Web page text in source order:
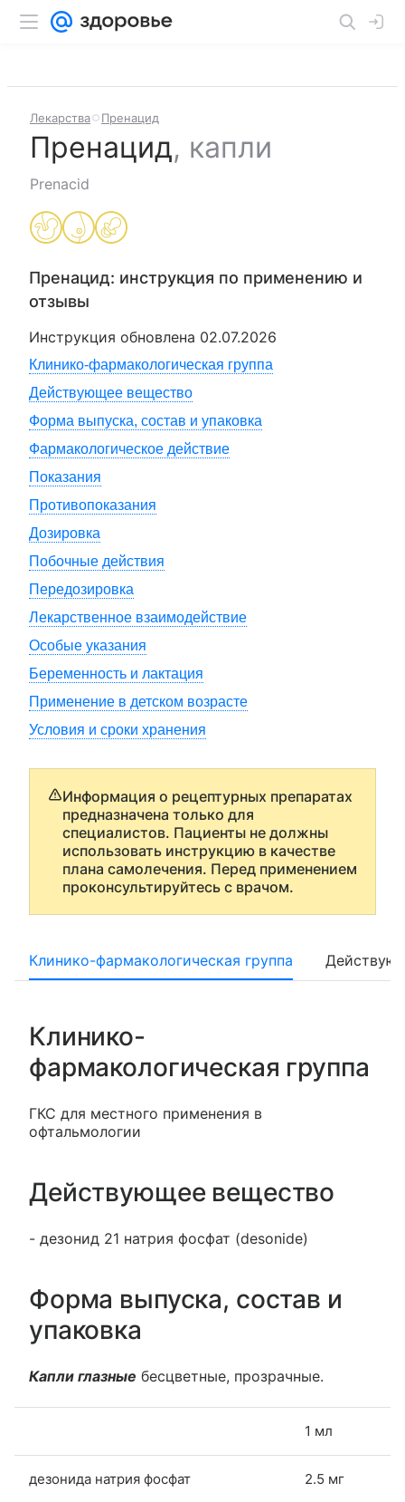
Лекарства Пренацид
Пренацид, капли
Prenacid
Пренацид: инструкция по применению и
отзывы
Инструкция обновлена 02.07.2026
Клинико-фармакологическая группа
Действующее вещество
Форма выпуска, состав и упаковка
Фармакологическое действие
Показания
Противопоказания
Дозировка
Побочные действия
Передозировка
Лекарственное взаимодействие
Особые указания
Беременность и лактация
Применение в детском возрасте
Условия и сроки хранения
Информация о рецептурных препаратах
предназначена только для
специалистов. Пациенты не должны
использовать инструкцию в качестве
плана самолечения. Перед применением
проконсультируйтесь с врачом.
Клинико-фармакологическая группа
Клинико-
фармакологическая группа
ГКС для местного применения в
офтальмологии
Действующее вещество
- дезонид 21 натрия фосфат (desonide)
Форма выпуска, состав и
упаковка
Капли глазные бесцветные, прозрачные.
1 мл
дезонида натрия фосфат 2.5 мг